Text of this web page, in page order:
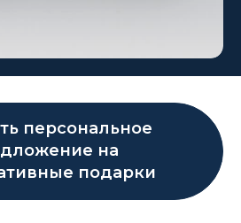
персональное
на
подарки